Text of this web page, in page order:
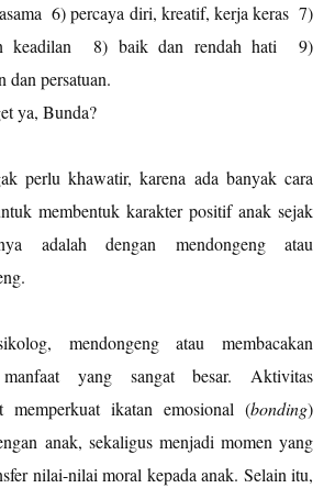
6) percaya diri, kreatif, kerja keras 7)
keadilan
8) baik dan rendah hati
9)
dan persatuan.
ya, Bunda?
perlu khawatir, karena ada banyak cara
membentuk karakter positif anak sejak
adalah dengan mendongeng atau
mendongeng atau membacakan
yang sangat besar. Aktivitas
memperkuat ikatan emosional (bonding)
anak, sekaligus menjadi momen yang
nilai-nilai moral kepada anak. Selain itu,